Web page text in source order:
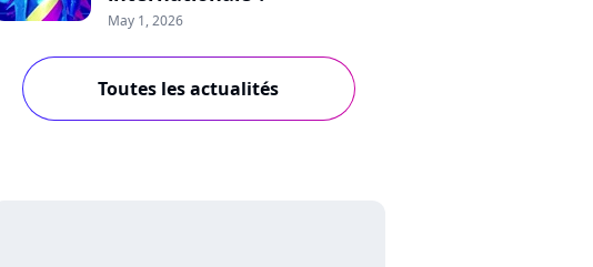
May 1, 2026
Toutes les actualités